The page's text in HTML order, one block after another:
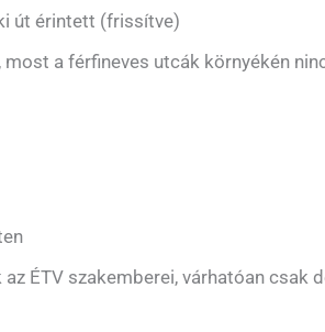
út érintett (frissítve)
a férfineves utcák környékén
ÉTV szakemberei, várhatóan